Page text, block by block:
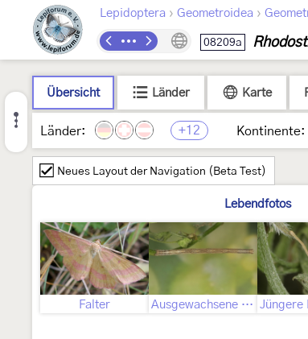
Lepidoptera › Geometroidea ›
08209a
Übersicht Länder Karte
Länder: +12 Kontinente:
Neues Layout der Navigation (Beta Test)
Lebendfotos
Falter Ausgewachsene Raupe